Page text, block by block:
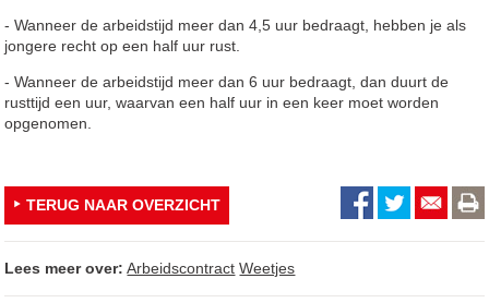
- Wanneer de arbeidstijd meer dan 4,5 uur bedraagt, hebben je als
jongere recht op een half uur rust.
- Wanneer de arbeidstijd meer dan 6 uur bedraagt, dan duurt de
rusttijd een uur, waarvan een half uur in een keer moet worden
opgenomen.
TERUG NAAR OVERZICHT
Lees meer over: Arbeidscontract Weetjes